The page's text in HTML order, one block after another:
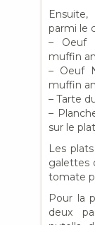
parmi le
– Oeuf
muffin
– Oeuf
muffin
– Tarte
–
sur le plat
Les
galettes
tomate
Pour la
deux